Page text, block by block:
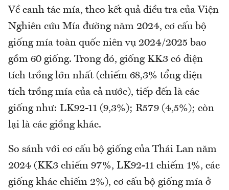
Về canh tác mía, theo kết quả điều tra của Viện
Nghiên cứu Mía đường năm 2024, cơ cấu bộ
giống mía toàn quốc niên vụ 2024/2025 bao
gồm 60 giống. Trong đó, giống KK3 có diện
tích trồng lớn nhất (chiếm 68,3% tổng diện
tích trồng mía của cả nước), tiếp đến là các
giống như: LK92-11 (9,3%); R579 (4,5%); còn
lại là các giồng khác.
So sánh với cơ cấu bộ giống của Thái Lan năm
2024 (KK3 chiếm 97%, LK92-11 chiếm 1%, các
giống khác chiếm 2%), cơ cấu bộ giống mía ở